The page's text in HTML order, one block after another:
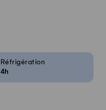
Réfrigération
4h